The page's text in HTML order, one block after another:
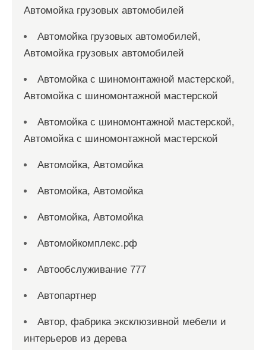
Автомойка грузовых автомобилей
Автомойка грузовых автомобилей,
Автомойка грузовых автомобилей
Автомойка с шиномонтажной мастерской,
Автомойка с шиномонтажной мастерской
Автомойка с шиномонтажной мастерской,
Автомойка с шиномонтажной мастерской
Автомойка, Автомойка
Автомойка, Автомойка
Автомойка, Автомойка
Автомойкомплекс.рф
Автообслуживание 777
Автопартнер
Автор, фабрика эксклюзивной мебели и
интерьеров из дерева